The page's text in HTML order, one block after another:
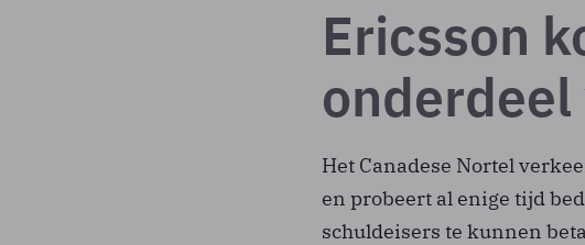
Ericsson
Het Canadese Nortel
en probeert al enige tijd
schuldeisers te kunnen